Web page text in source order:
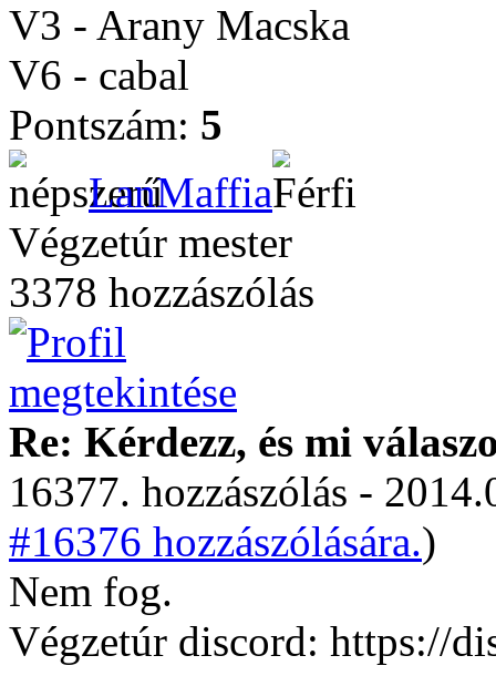
V3 - Arany Macska
V6 - cabal
Pontszám: 5
LanMaffia
Végzetúr mester
3378 hozzászólás
Re: Kérdezz, és mi
16377. hozzászólás -
#16376 hozzászólására.)
Nem fog.
Végzetúr discord: https://